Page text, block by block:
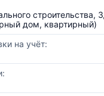
строительства,
дом, квартирный)
на учёт: